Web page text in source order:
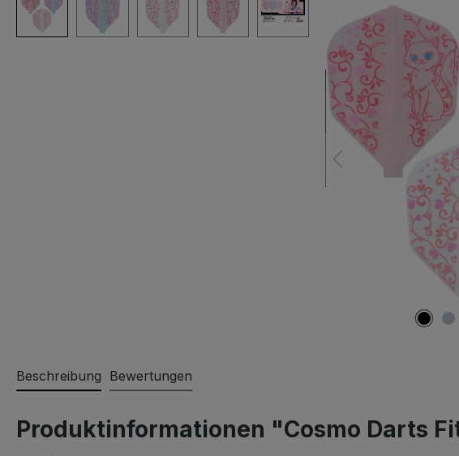
Beschreibung Bewertungen
Produktinformationen "Cosmo Darts